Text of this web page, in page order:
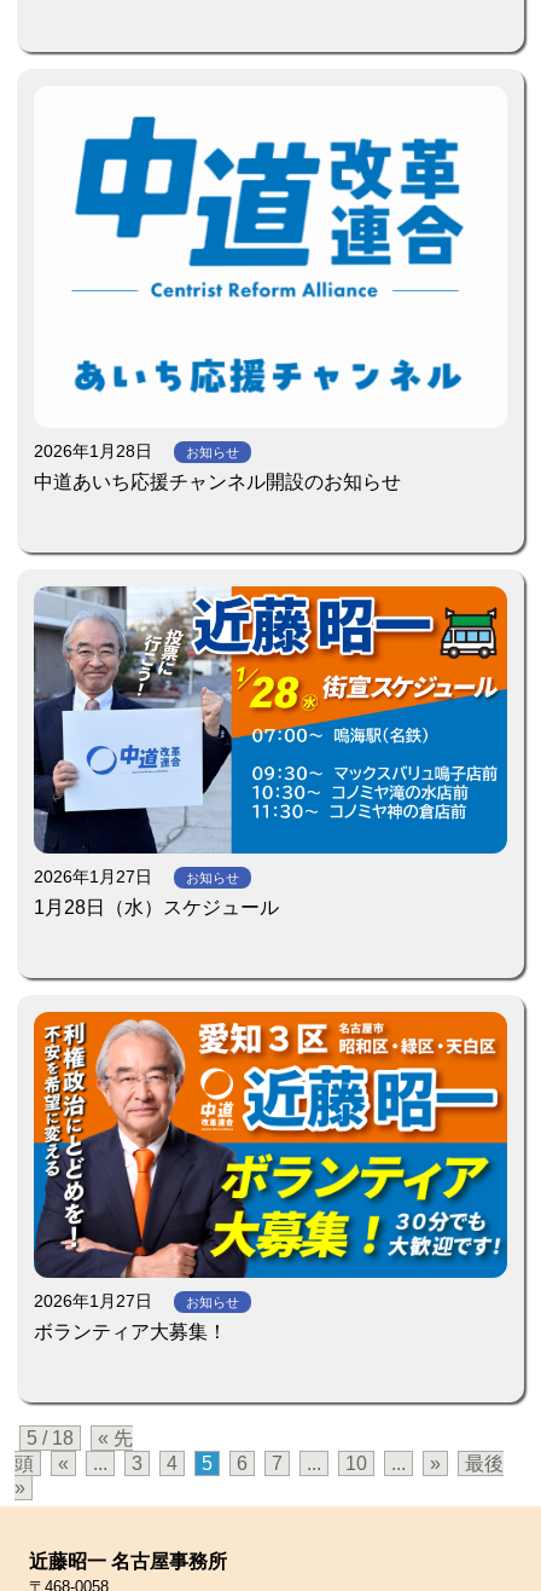
2026年1月28日 お知らせ
中道あいち応援チャンネル開設のお知らせ
2026年1月27日 お知らせ
1月28日（水）スケジュール
2026年1月27日 お知らせ
ボランティア大募集！
5 / 18
« 先
頭
« ... 3 4 5 6 7 ... 10 ... »
最後
»
近藤昭一 名古屋事務所
〒468-0058